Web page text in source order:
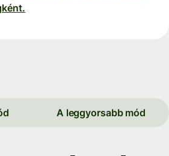
A leggyorsabb mód